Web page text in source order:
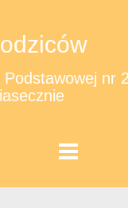
Podstawowej nr